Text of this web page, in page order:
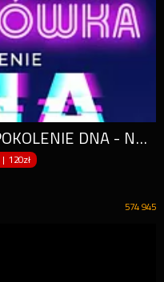
KABARET NEO-NÓWKA - POKOLENIE DNA - NOWY PROGRAM
|120zł
574 945